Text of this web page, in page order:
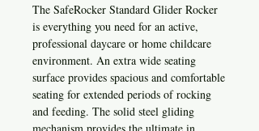
The SafeRocker Standard Glider Rocker
is everything you need for an active,
professional daycare or home childcare
environment. An extra wide seating
surface provides spacious and comfortable
seating for extended periods of rocking
and feeding. The solid steel gliding
mechanism provides the ultimate in